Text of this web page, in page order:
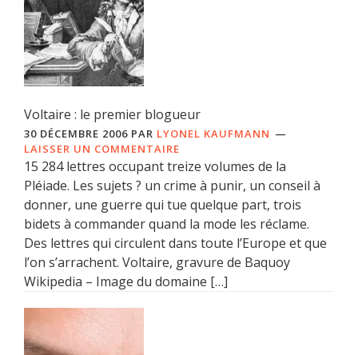
Voltaire : le premier blogueur
30 DÉCEMBRE 2006 PAR LYONEL KAUFMANN
LAISSER UN COMMENTAIRE
15 284 lettres occupant treize volumes de la
Pléiade. Les sujets ? un crime à punir, un conseil à
donner, une guerre qui tue quelque part, trois
bidets à commander quand la mode les réclame.
Des lettres qui circulent dans toute l’Europe et que
l’on s’arrachent. Voltaire, gravure de Baquoy
Wikipedia – Image du domaine […]